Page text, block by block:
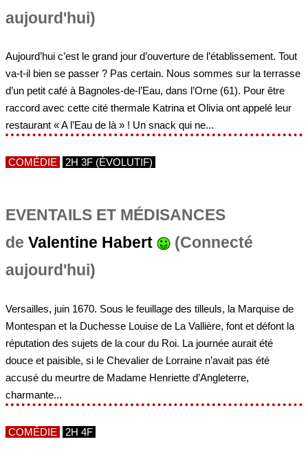
aujourd'hui)
Aujourd’hui c’est le grand jour d’ouverture de l’établissement. Tout
va-t-il bien se passer ? Pas certain. Nous sommes sur la terrasse
d’un petit café à Bagnoles-de-l’Eau, dans l’Orne (61). Pour être
raccord avec cette cité thermale Katrina et Olivia ont appelé leur
restaurant « A l’Eau de là » ! Un snack qui ne...
COMÉDIE 2H 3F (ÉVOLUTIF)
EVENTAILS ET MÉDISANCES
de Valentine Habert
(Connecté
aujourd'hui)
Versailles, juin 1670. Sous le feuillage des tilleuls, la Marquise de
Montespan et la Duchesse Louise de La Vallière, font et défont la
réputation des sujets de la cour du Roi. La journée aurait été
douce et paisible, si le Chevalier de Lorraine n’avait pas été
accusé du meurtre de Madame Henriette d’Angleterre,
charmante...
COMÉDIE 2H 4F